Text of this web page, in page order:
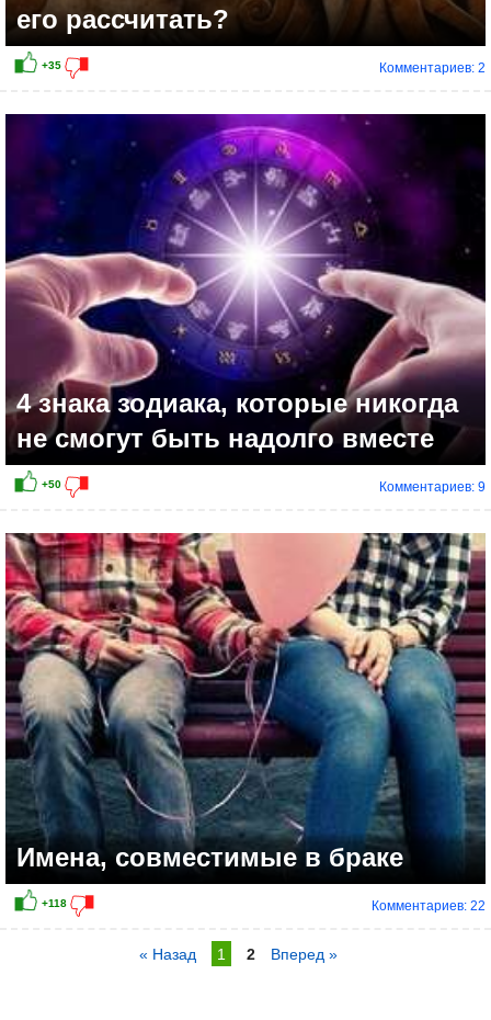
+8
его рассчитать?
Комментариев: 2
4 знака зодиака, которые никогда
не смогут быть надолго вместе
Комментариев: 9
Имена, совместимые в браке
Комментариев: 22
« Назад 1 2 Вперед »